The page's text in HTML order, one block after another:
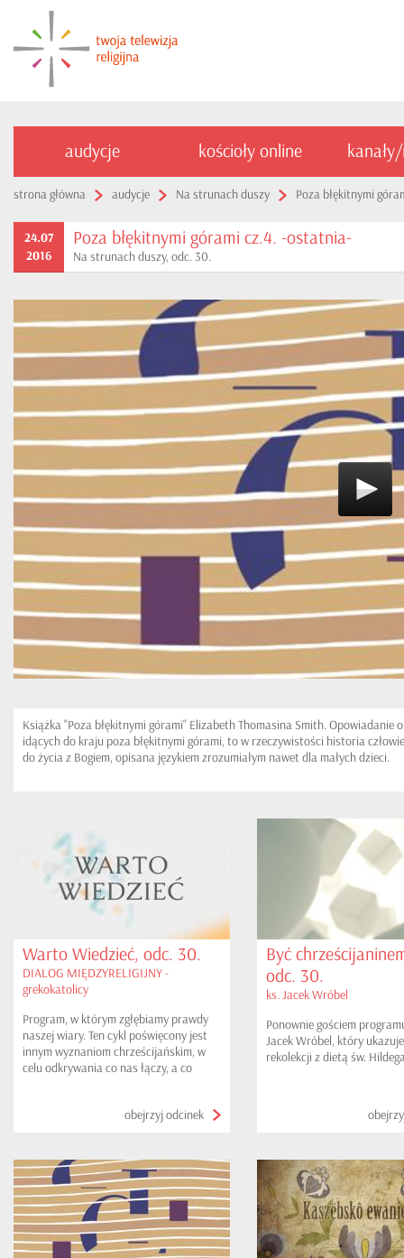
audycje kościoły online
strona główna audycje Na strunach duszy Poza błękitnymi
24.07
2016
Poza błękitnymi górami cz.4. -ostatnia-
Na strunach duszy, odc. 30.
Książka "Poza błękitnymi górami" Elizabeth Thomasina Smith. Opowiadanie
idących do kraju poza błękitnymi górami, to w rzeczywistości historia
do życia z Bogiem, opisana językiem zrozumiałym nawet dla małych dzieci.
Warto Wiedzieć, odc. 30.
DIALOG MIĘDZYRELIGIJNY -
grekokatolicy
Program, w którym zgłębiamy prawdy
naszej wiary. Ten cykl poświęcony jest
innym wyznaniom chrześcijańskim, w
celu odkrywania co nas łączy, a co
REDINTEGRATIO tj. przywracanie
obejrzyj odcinek
Być
odc. 30.
ks. Jacek Wróbel
Ponownie gościem
Jacek Wróbel, który
rekolekcji z dietą św.